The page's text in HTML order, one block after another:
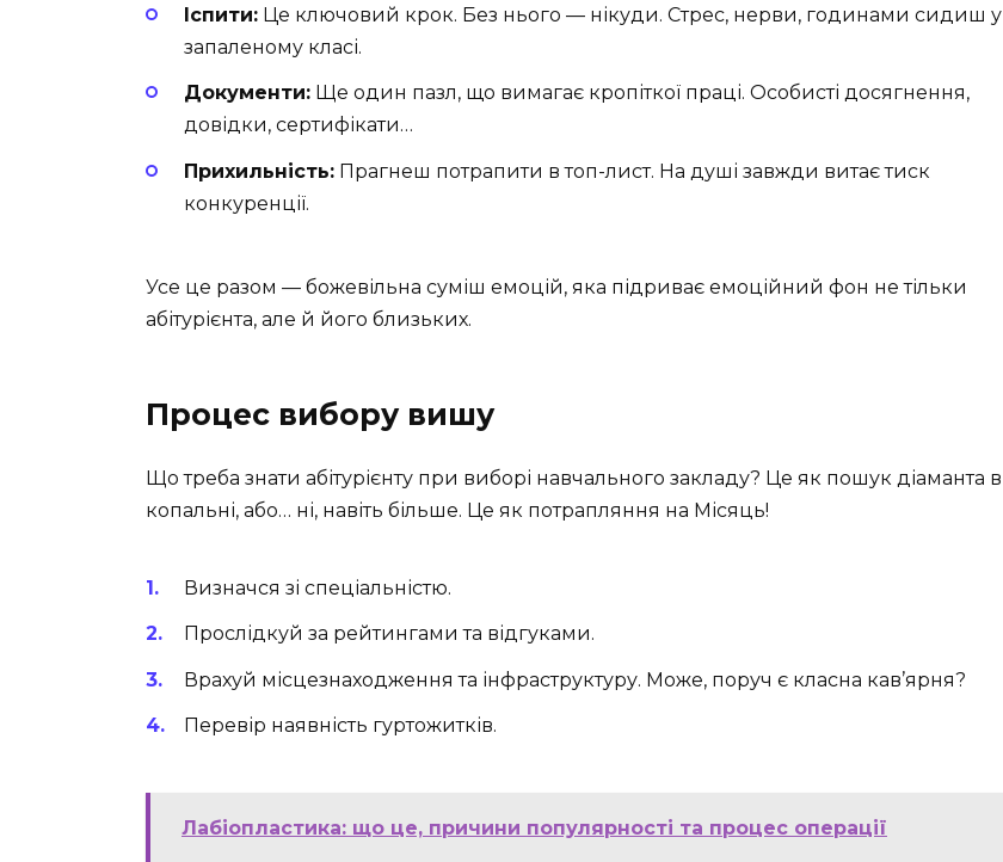
Іспити: Це ключовий крок. Без нього — нікуди. Стрес, нерви, годинами сидиш у
запаленому класі.
Документи: Ще один пазл, що вимагає кропіткої праці. Особисті досягнення,
довідки, сертифікати…
Прихильність: Прагнеш потрапити в топ-лист. На душі завжди витає тиск
конкуренції.
Усе це разом — божевільна суміш емоцій, яка підриває емоційний фон не тільки
абітурієнта, але й його близьких.
Процес вибору вишу
Що треба знати абітурієнту при виборі навчального закладу? Це як пошук діаманта в
копальні, або… ні, навіть більше. Це як потрапляння на Місяць!
Визначся зі спеціальністю.
Прослідкуй за рейтингами та відгуками.
Врахуй місцезнаходження та інфраструктуру. Може, поруч є класна кав’ярня?
Перевір наявність гуртожитків.
Лабіопластика: що це, причини популярності та процес операції